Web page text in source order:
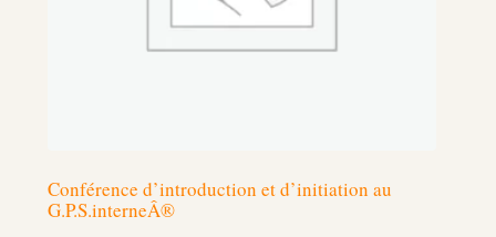
Conférence d’introduction et d’initiation au
G.P.S.interneÂ®